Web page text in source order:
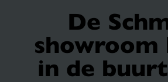
De
showroom
in de